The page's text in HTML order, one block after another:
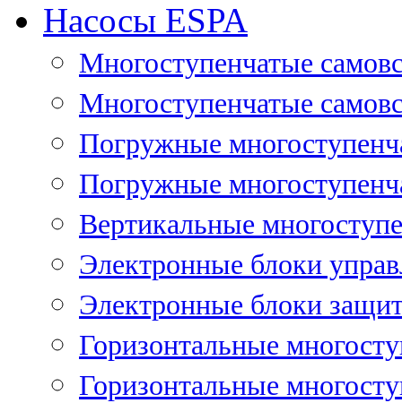
Насосы ESPA
Многоступенчатые
Многоступенчатые
Погружные
Погружные
Вертикальные
Электронные блоки
Электронные блоки
Горизонтальные
Горизонтальные